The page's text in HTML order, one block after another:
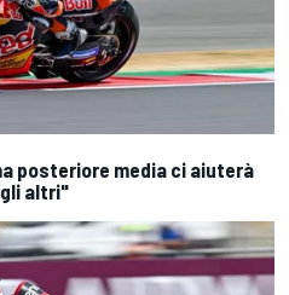
posteriore media ci aiuterà
altri"